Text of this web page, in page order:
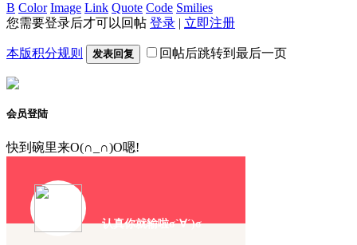
B Color Image Link Quote Code Smilies
您需要登录后才可以回帖 登录 | 立即注册
本版积分规则 发表回复 回帖后跳转到最后一页
会员登陆
快到碗里来O(∩_∩)O嗯!
认真你就输啦σ`∀´)σ